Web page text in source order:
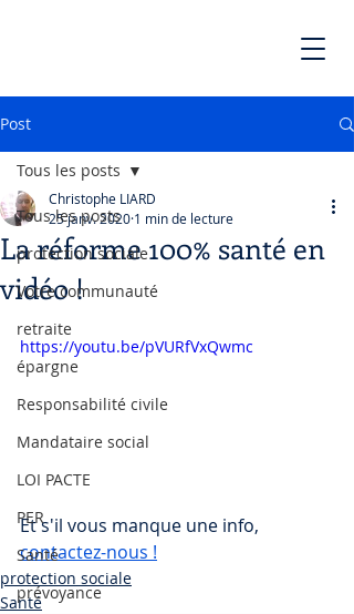
Post
Tous les posts
protection sociale
Votre communauté
retraite
épargne
Responsabilité civile
Mandataire social
LOI PACTE
PER
Santé
prévoyance
Tous les posts
La réforme 100% santé en
vidéo !
Christophe LIARD
25 janv. 2020 1 min de lecture
https://youtu.be/pVURfVxQwmc
Et s'il vous manque une info,
contactez-nous !
protection sociale
Santé